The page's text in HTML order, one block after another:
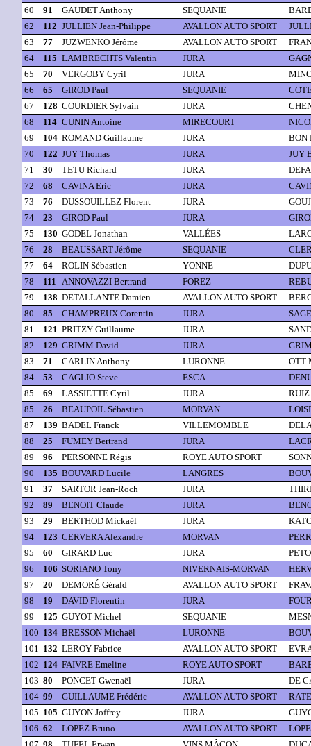
60
91 GAUDET Anthony SEQUANIE
62
112 JULLIEN Jean-Philippe AVALLON AUTO SPORT
63
77 JUZWENKO Jérôme AVALLON AUTO SPORT
64
115 LAMBRECHTS Valentin JURA
65
70 VERGOBY Cyril JURA
66
65 GIROD Paul SEQUANIE
67
128 COURDIER Sylvain JURA
68
114 CUNIN Antoine MIRECOURT
69
104 ROMAND Guillaume JURA
BON
70
122 JUY Thomas JURA
JUY
71
30 TETU Richard JURA
72
68 CAVINA Eric JURA
73
76 DUSSOUILLEZ Florent JURA
74
23 GIROD Paul JURA
75
130 GODEL Jonathan VALLÉES
76
28 BEAUSSART Jérôme SEQUANIE
77
64 ROLIN Sébastien YONNE
78
111 ANNOVAZZI Bertrand FOREZ
79
138 DETALLANTE Damien AVALLON AUTO SPORT
80
85 CHAMPREUX Corentin JURA
81
121 PRITZY Guillaume JURA
82
129 GRIMM David JURA
83
71 CARLIN Anthony LURONNE
OTT
84
53 CAGLIO Steve ESCA
85
69 LASSIETTE Cyril JURA
RUIZ
85
26 BEAUPOIL Sébastien MORVAN
87
139 BADEL Franck VILLEMOMBLE
88
25 FUMEY Bertrand JURA
89
96 PERSONNE Régis ROYE AUTO SPORT
90
135 BOUVARD Lucile LANGRES
91
37 SARTOR Jean-Roch JURA
92
89 BENOIT Claude JURA
93
29 BERTHOD Mickaël JURA
94
123 CERVERA Alexandre MORVAN
95
60 GIRARD Luc JURA
96
106 SORIANO Tony NIVERNAIS-MORVAN
97
20 DEMORÉ Gérald AVALLON AUTO SPORT
98
19 DAVID Florentin JURA
99
125 GUYOT Michel SEQUANIE
100 134 BRESSON Michaël LURONNE
101 132 LEROY Fabrice AVALLON AUTO SPORT
102 124 FAIVRE Emeline ROYE AUTO SPORT
103 80 PONCET Gwenaël JURA
DE
104 99 GUILLAUME Frédéric AVALLON AUTO SPORT
105 105 GUYON Joffrey JURA
106 62 LOPEZ Bruno AVALLON AUTO SPORT